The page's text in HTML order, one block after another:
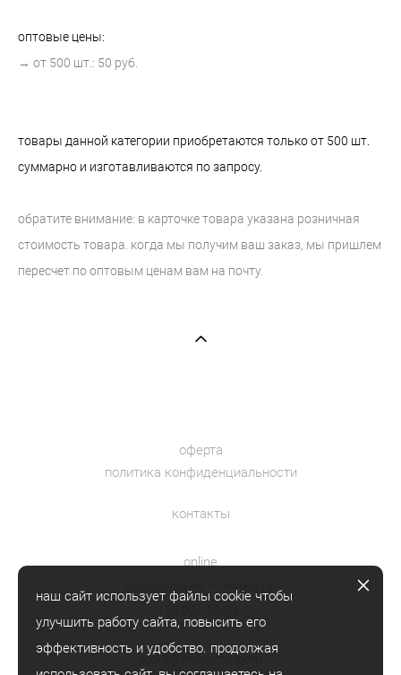
оптовые цены:
→ от 500 шт.: 50 руб.
товары данной категории приобретаются только от 500 шт.
суммарно и изготавливаются по запросу.
обратите внимание: в карточке товара указана розничная
стоимость товара. когда мы получим ваш заказ, мы пришлем
пересчет по оптовым ценам вам на почту.
оферта
политика конфиденциальности
контакты
online
понедельник — пятница
store@mitrozhe.com
наш сайт использует файлы cookie чтобы
улучшить работу сайта, повысить его
эффективность и удобство. продолжая